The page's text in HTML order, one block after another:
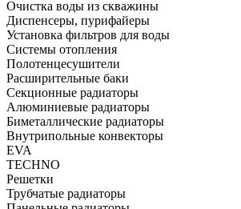
Очистка воды из скважины
Диспенсеры, пурифайеры
Установка фильтров для воды
Системы отопления
Полотенцесушители
Расширительные баки
Секционные радиаторы
Алюминиевые радиаторы
Биметаллические радиаторы
Внутрипольные конвекторы
EVA
TECHNO
Решетки
Трубчатые радиаторы